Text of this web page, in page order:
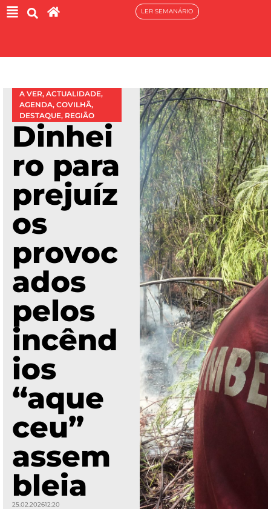
LER SEMANÁRIO
A VER, ACTUALIDADE,
AGENDA, COVILHÃ,
DESTAQUE, REGIÃO
Dinhei
ro para
prejuíz
os
provoc
ados
pelos
incênd
ios
“aque
ceu”
assem
bleia
25.02.202612:20